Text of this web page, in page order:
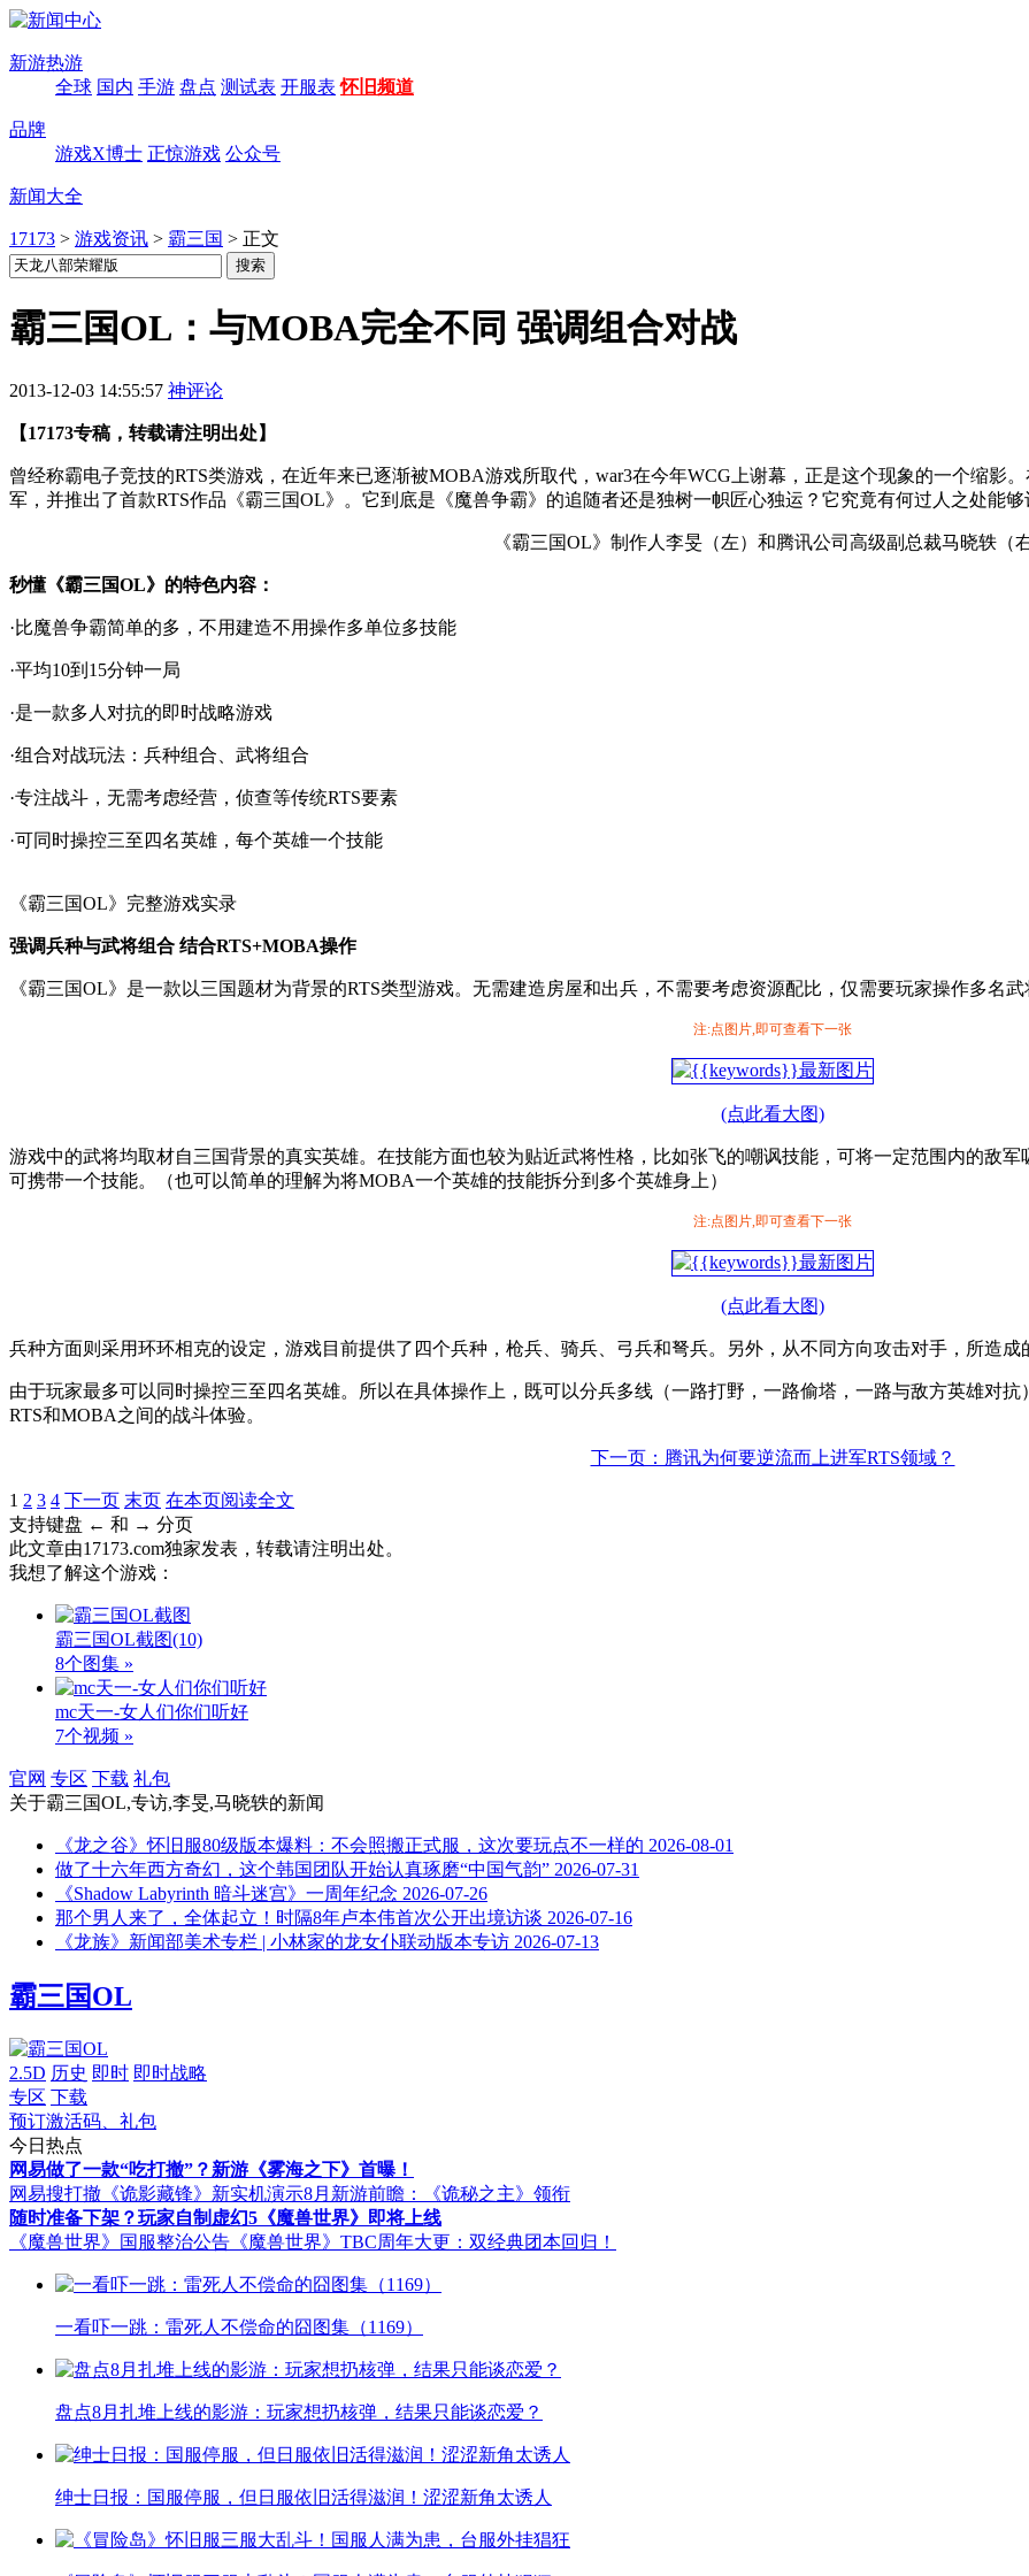
新游热游
全球 国内 手游 盘点 测试表 开服表 怀旧频道
品牌
游戏X博士 正惊游戏 公众号
新闻大全
17173 > 游戏资讯 > 霸三国 > 正文
霸三国OL：与MOBA完全不同 强调组合对战
2013-12-03 14:55:57 神评论
【17173专稿，转载请注明出处】
曾经称霸电子竞技的RTS类游戏，在近年来已逐渐被MOBA游戏所取代，war3在今年WCG上谢幕，正是这个现象的一个缩影
军，并推出了首款RTS作品《霸三国OL》。它到底是《魔兽争霸》的追随者还是独树一帜匠心独运？它究竟有何过人之处能
《霸三国OL》制作人李旻（左）和腾讯公司高级副总裁马晓轶（右
秒懂《霸三国OL》的特色内容：
·比魔兽争霸简单的多，不用建造不用操作多单位多技能
·平均10到15分钟一局
·是一款多人对抗的即时战略游戏
·组合对战玩法：兵种组合、武将组合
·专注战斗，无需考虑经营，侦查等传统RTS要素
·可同时操控三至四名英雄，每个英雄一个技能
《霸三国OL》完整游戏实录
强调兵种与武将组合 结合RTS+MOBA操作
《霸三国OL》是一款以三国题材为背景的RTS类型游戏。无需建造房屋和出兵，不需要考虑资源配比，仅需要玩家操作多名
注:点图片,即可查看下一张
(点此看大图)
游戏中的武将均取材自三国背景的真实英雄。在技能方面也较为贴近武将性格，比如张飞的嘲讽技能，可将一定范围内的敌
可携带一个技能。（也可以简单的理解为将MOBA一个英雄的技能拆分到多个英雄身上）
注:点图片,即可查看下一张
(点此看大图)
兵种方面则采用环环相克的设定，游戏目前提供了四个兵种，枪兵、骑兵、弓兵和弩兵。另外，从不同方向攻击对手，所造成
由于玩家最多可以同时操控三至四名英雄。所以在具体操作上，既可以分兵多线（一路打野，一路偷塔，一路与敌方英雄对
RTS和MOBA之间的战斗体验。
下一页：腾讯为何要逆流而上进军RTS领域？
1 2 3 4 下一页 末页 在本页阅读全文
支持键盘 ← 和 → 分页
此文章由17173.com独家发表，转载请注明出处。
我想了解这个游戏：
霸三国OL截图(10)
8个图集 »
mc天一-女人们你们听好
7个视频 »
官网 专区 下载 礼包
关于霸三国OL,专访,李旻,马晓轶的新闻
《龙之谷》怀旧服80级版本爆料：不会照搬正式服，这次要玩点不一样的 2026-08-01
做了十六年西方奇幻，这个韩国团队开始认真琢磨“中国气韵” 2026-07-31
《Shadow Labyrinth 暗斗迷宫》一周年纪念 2026-07-26
那个男人来了，全体起立！时隔8年卢本伟首次公开出境访谈 2026-07-16
《龙族》新闻部美术专栏 | 小林家的龙女仆联动版本专访 2026-07-13
霸三国OL
2.5D 历史 即时 即时战略
专区 下载
预订激活码、礼包
今日热点
网易做了一款“吃打撤”？新游《雾海之下》首曝！
网易搜打撤《诡影藏锋》新实机演示8月新游前瞻：《诡秘之主》领衔
随时准备下架？玩家自制虚幻5《魔兽世界》即将上线
《魔兽世界》国服整治公告 《魔兽世界》TBC周年大更：双经典团本回归！
一看吓一跳：雷死人不偿命的囧图集（1169）
盘点8月扎堆上线的影游：玩家想扔核弹，结果只能谈恋爱？
绅士日报：国服停服，但日服依旧活得滋润！涩涩新角太诱人